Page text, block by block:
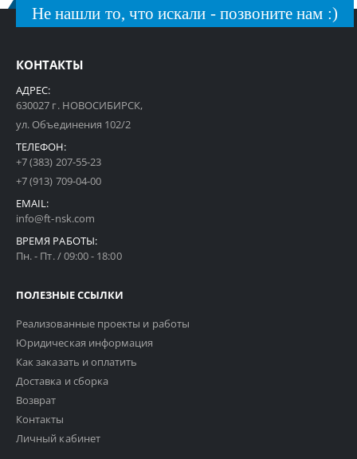
Не нашли то, что искали - позвоните нам :)
КОНТАКТЫ
АДРЕС:
630027 г. НОВОСИБИРСК,
ул. Объединения 102/2
ТЕЛЕФОН:
+7 (383) 207-55-23
+7 (913) 709-04-00
EMAIL:
info@ft-nsk.com
ВРЕМЯ РАБОТЫ:
Пн. - Пт. / 09:00 - 18:00
ПОЛЕЗНЫЕ ССЫЛКИ
Реализованные проекты и работы
Юридическая информация
Как заказать и оплатить
Доставка и сборка
Возврат
Контакты
Личный кабинет